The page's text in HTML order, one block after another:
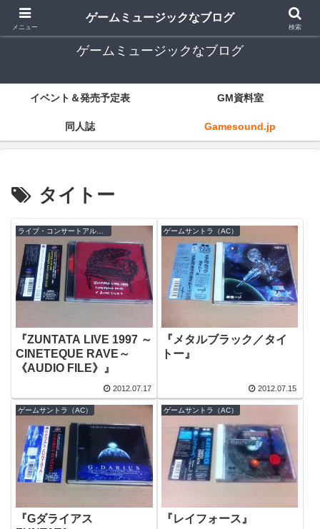
ゲーム音楽とレトロゲー中心
ゲームミュージックなブログ
イベント＆発売予定表 GM資料室
同人誌 Gamesound.jp
タイトー
『ZUNTATA LIVE 1997 ～
CINETEQUE RAVE～
《AUDIO FILE》』
2012.07.17
ゲームサントラ（AC）
『メタルブラック／タイ
トー』
2012.07.15
ゲームサントラ（AC）
『Gダライアス
ゲームサントラ（AC）
『レイフォース』
メニュー
ゲームミュージックなブログ
検索